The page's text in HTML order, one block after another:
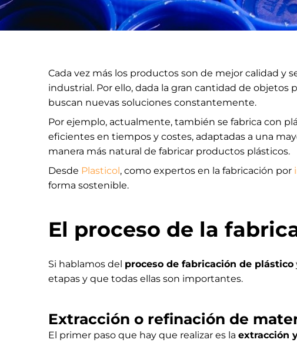
Cada vez más los productos son de mejor calidad y
industrial. Por ello, dada la gran cantidad de objetos
buscan nuevas soluciones constantemente.
Por ejemplo, actualmente, también se fabrica con
eficientes en tiempos y costes, adaptadas a una
manera más natural de fabricar productos plásticos.
Desde Plasticol, como expertos en la fabricación por
forma sostenible.
El proceso de la
Si hablamos del proceso de fabricación de plástico
etapas y que todas ellas son importantes.
Extracción o refinación de
El primer paso que hay que realizar es la extracción